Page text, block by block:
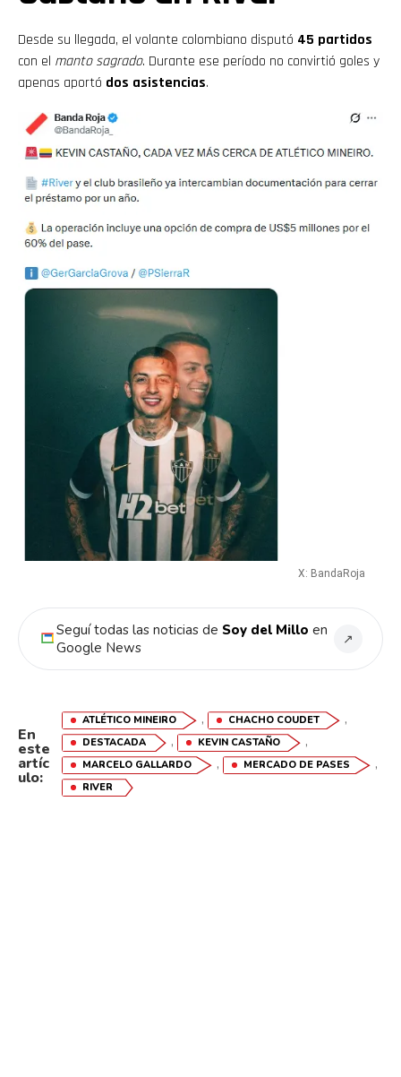
Desde su llegada, el volante colombiano disputó 45 partidos
con el manto sagrado. Durante ese período no convirtió goles y
apenas aportó dos asistencias.
X: BandaRoja
Seguí todas las noticias de Soy del Millo en
Google News
↗
En
este
artíc
ulo:
ATLÉTICO MINEIRO , CHACHO COUDET ,
DESTACADA , KEVIN CASTAÑO ,
MARCELO GALLARDO , MERCADO DE PASES ,
RIVER